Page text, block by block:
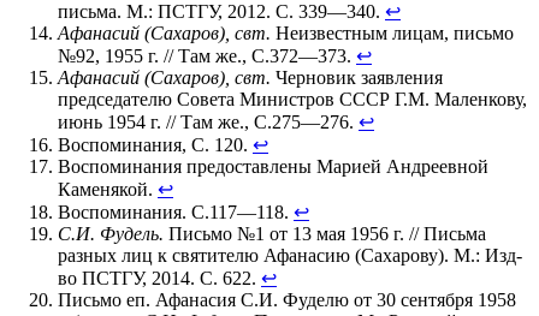
письма. М.: ПСТГУ, 2012. С. 339—340. ↩
Афанасий (Сахаров), свт. Неизвестным лицам, письмо
№92, 1955 г. // Там же., С.372—373. ↩
Афанасий (Сахаров), свт. Черновик заявления
председателю Совета Министров СССР Г.М. Маленкову,
июнь 1954 г. // Там же., С.275—276. ↩
Воспоминания, С. 120. ↩
Воспоминания предоставлены Марией Андреевной
Каменякой. ↩
Воспоминания. С.117—118. ↩
С.И. Фудель. Письмо №1 от 13 мая 1956 г. // Письма
разных лиц к святителю Афанасию (Сахарову). М.: Изд-
во ПСТГУ, 2014. С. 622. ↩
Письмо еп. Афанасия С.И. Фуделю от 30 сентября 1958